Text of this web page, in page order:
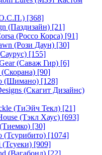
[368]
(Паздизайн) [21]
(Россо Корса) [91]
(Рози Даун) [30]
[155]
(Саваж Гир) [6]
[90]
(Шимано) [128]
(Скагит Дизайнс)
(ТиЭйч Текл) [21]
(Тэкл Хаус) [693]
[30]
(Тсурибито) [1074]
[909]